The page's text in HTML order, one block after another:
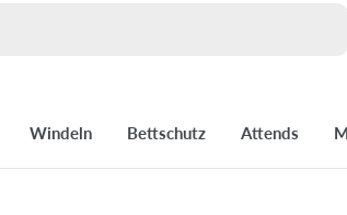
Windeln Bettschutz Attends